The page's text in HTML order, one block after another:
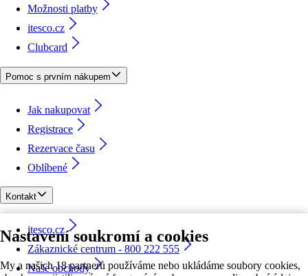
Nastavení soukromí a cookies
My a našich 18 partnerů používáme nebo ukládáme soubory cookies,
Možnosti platby
itesco.cz
Clubcard
Pomoc s prvním nákupem
Jak nakupovat
Registrace
Rezervace času
Oblíbené
Kontakt
itesco.cz
Zákaznické centrum - 800 222 555
Naše obchody